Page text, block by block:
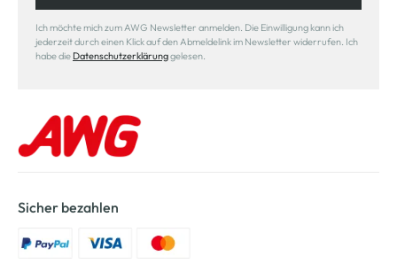
Ich möchte mich zum AWG Newsletter anmelden. Die Einwilligung kann ich
jederzeit durch einen Klick auf den Abmeldelink im Newsletter widerrufen. Ich
habe die Datenschutzerklärunggelesen.
Sicher bezahlen